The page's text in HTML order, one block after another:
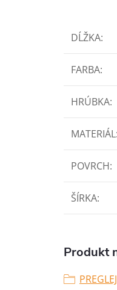
DĹŽKA:
FARBA:
HRÚBKA:
MATERIÁL:
POVRCH:
ŠÍRKA:
Produkt